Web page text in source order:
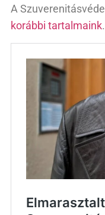
A
korábbi tartalmaink.